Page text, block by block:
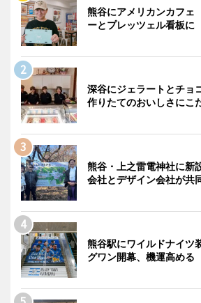
熊谷にアメリカンカフ
ーとプレッツェル看板に
深谷にジェラートとチョ
作りたてのおいしさにこ
熊谷・上之雷電神社に
会社とデザイン会社が共
熊谷駅にワイルドナイ
グワン開幕、機運高める